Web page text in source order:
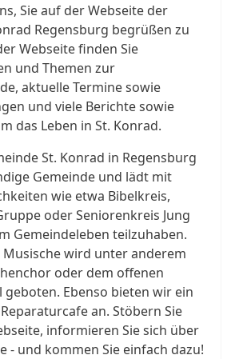
Sie auf der Webseite der
Regensburg begrüßen zu
Webseite finden Sie
und Themen zur
aktuelle Termine sowie
und viele Berichte sowie
das Leben in St. Konrad.
St. Konrad in Regensburg
Gemeinde und lädt mit
wie etwa Bibelkreis,
oder Seniorenkreis Jung
Gemeindeleben teilzuhaben.
wird unter anderem
oder dem offenen
geboten. Ebenso bieten wir ein
an. Stöbern Sie
informieren Sie sich über
- und kommen Sie einfach dazu!